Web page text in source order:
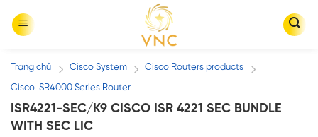
Trang chủ / Cisco System / Cisco Routers products /
Cisco ISR4000 Series Router
ISR4221-SEC/K9 CISCO ISR 4221 SEC BUNDLE
WITH SEC LIC